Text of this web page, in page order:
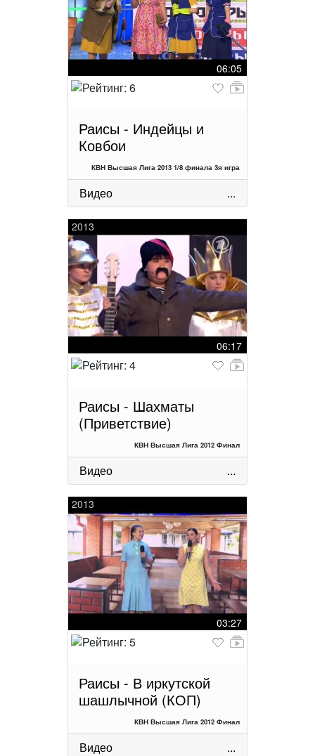
06:05
Раисы - Индейцы и
Ковбои
КВН Высшая Лига 2013 1/8 финала 3я игра
Видео ...
2013
06:17
Раисы - Шахматы
(Приветствие)
КВН Высшая Лига 2012 Финал
Видео ...
2013
03:27
Раисы - В иркутской
шашлычной (КОП)
КВН Высшая Лига 2012 Финал
Видео ...